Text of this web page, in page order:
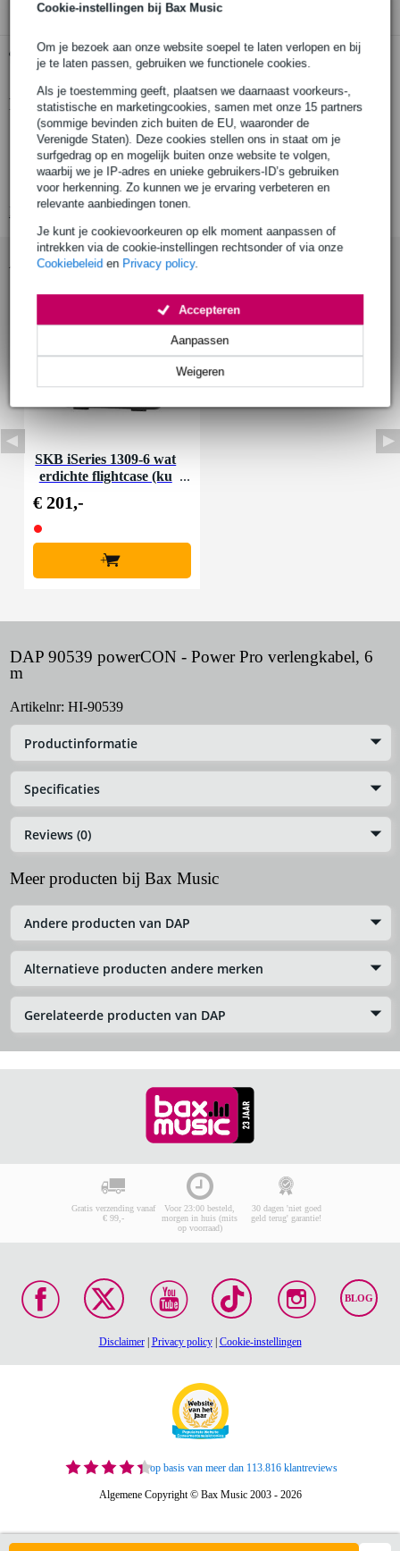
Cookie-instellingen bij Bax Music
Om je bezoek aan onze website soepel te laten verlopen en bij
je te laten passen, gebruiken we functionele cookies.
Als je toestemming geeft, plaatsen we daarnaast voorkeurs-,
statistische en marketingcookies, samen met onze 15 partners
(sommige bevinden zich buiten de EU, waaronder de
Verenigde Staten). Deze cookies stellen ons in staat om je
surfgedrag op en mogelijk buiten onze website te volgen,
waarbij we je IP-adres en unieke gebruikers-ID’s gebruiken
voor herkenning. Zo kunnen we je ervaring verbeteren en
relevante aanbiedingen tonen.
Je kunt je cookievoorkeuren op elk moment aanpassen of
intrekken via de cookie-instellingen rechtsonder of via onze
Cookiebeleid en Privacy policy.
Weigeren
Aanpassen
Accepteren
Gratis ophalen in de winkel
Productinformatie
powercon male - powercon female
verlengkabel
lengte: 6 m
Bekijk alle productspecificaties
Accessoires (1)
SKB iSeries 1309-6 wat
erdichte flightcase (ku
€ 201,-
+
DAP 90539 powerCON - Power Pro verlengkabel, 6
m
Artikelnr: HI-90539
Productinformatie
Specificaties
Reviews (0)
Meer producten bij Bax Music
Andere producten van DAP
Alternatieve producten andere merken
Gerelateerde producten van DAP
Gratis verzending vanaf
€ 99,-
Voor 23:00 besteld,
morgen in huis (mits
op voorraad)
30 dagen 'niet goed
geld terug' garantie!
BLOG
Disclaimer| Privacy policy| Cookie-instellingen
op basis van meer dan 113.816 klantreviews
Algemene Copyright © Bax Music 2003 - 2026